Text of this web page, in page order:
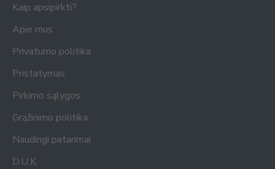
Kaip apsipirkti?
Apie mus
Privatumo politika
Pristatymas
Pirkimo sąlygos
Grąžinimo politika
Naudingi patarimai
D.U.K.